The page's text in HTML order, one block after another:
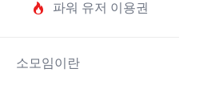
파워 유저 이용권
소모임이란